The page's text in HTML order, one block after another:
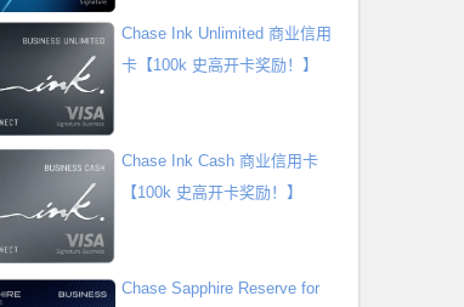
Chase Ink Unlimited 商业信用
卡【100k 史高开卡奖励！】
Chase Ink Cash 商业信用卡
【100k 史高开卡奖励！】
Chase Sapphire Reserve for